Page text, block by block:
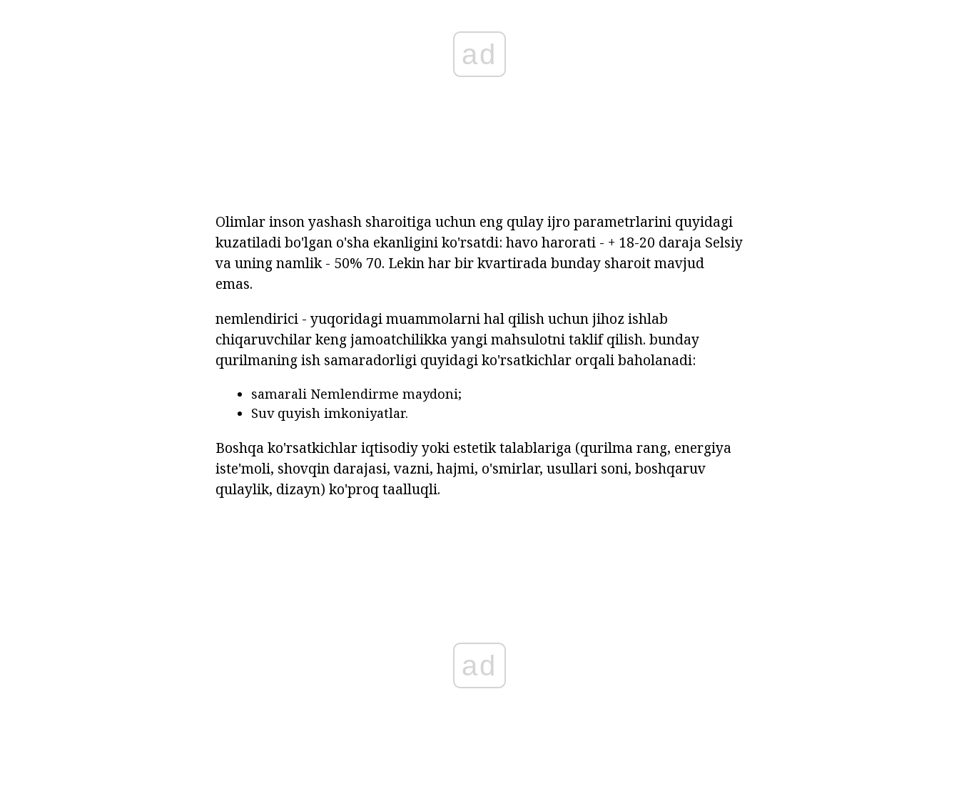
ad
Olimlar inson yashash sharoitiga uchun eng qulay ijro parametrlarini quyidagi
kuzatiladi bo'lgan o'sha ekanligini ko'rsatdi: havo harorati - + 18-20 daraja Selsiy
va uning namlik - 50% 70. Lekin har bir kvartirada bunday sharoit mavjud
emas.
nemlendirici - yuqoridagi muammolarni hal qilish uchun jihoz ishlab
chiqaruvchilar keng jamoatchilikka yangi mahsulotni taklif qilish. bunday
qurilmaning ish samaradorligi quyidagi ko'rsatkichlar orqali baholanadi:
samarali Nemlendirme maydoni;
Suv quyish imkoniyatlar.
Boshqa ko'rsatkichlar iqtisodiy yoki estetik talablariga (qurilma rang, energiya
iste'moli, shovqin darajasi, vazni, hajmi, o'smirlar, usullari soni, boshqaruv
qulaylik, dizayn) ko'proq taalluqli.
ad